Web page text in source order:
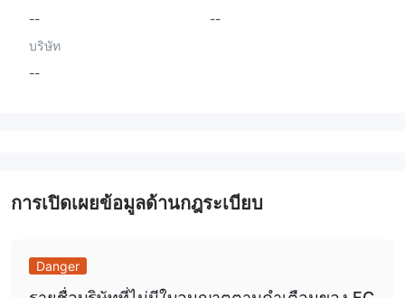
--
--
บริษัท
--
การเปิดเผยข้อมูลด้านกฎระเบียบ
Danger